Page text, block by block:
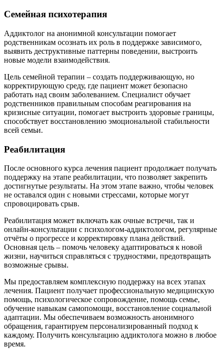
Семейная психотерапия
Аддиктолог на анонимной консультации помогает
родственникам осознать их роль в поддержке зависимого,
выявить деструктивные паттерны поведении, выстроить
новые модели взаимодействия.
Цель семейной терапии – создать поддерживающую, но
корректирующую среду, где пациент может безопасно
работать над своим заболеванием. Специалист обучает
родственников правильным способам реагирования на
кризисные ситуации, помогает выстроить здоровые границы,
способствует восстановлению эмоциональной стабильности
всей семьи.
Реабилитация
После основного курса лечения пациент продолжает получать
поддержку на этапе реабилитации, что позволяет закрепить
достигнутые результаты. На этом этапе важно, чтобы человек
не оставался один с новыми стрессами, которые могут
спровоцировать срыв.
Реабилитация может включать как очные встречи, так и
онлайн-консультации с психологом-аддиктологом, регулярные
отчёты о прогрессе и корректировку плана действий.
Основная цель – помочь человеку адаптироваться к новой
жизни, научиться справляться с трудностями, предотвращать
возможные срывы.
Мы предоставляем комплексную поддержку на всех этапах
лечения. Пациент получает профессиональную медицинскую
помощь, психологическое сопровождение, помощь семье,
обучение навыкам самопомощи, восстановление социальной
адаптации. Мы обеспечиваем возможность анонимного
обращения, гарантируем персонализированный подход к
каждому. Получить консультацию аддиктолога можно в любое
время.